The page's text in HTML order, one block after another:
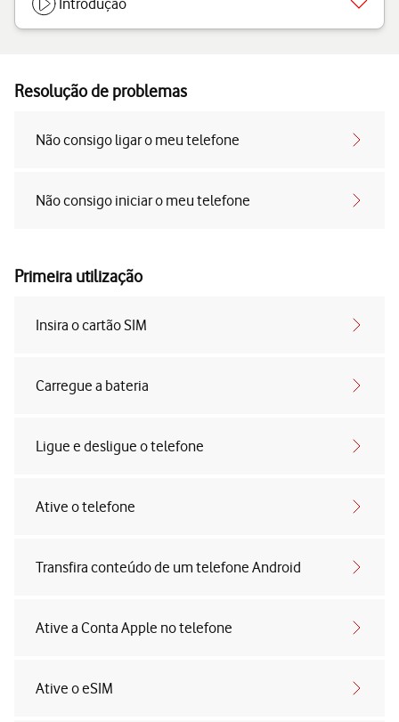
Introdução
Resolução de problemas
Não consigo ligar o meu telefone
Não consigo iniciar o meu telefone
Primeira utilização
Insira o cartão SIM
Carregue a bateria
Ligue e desligue o telefone
Ative o telefone
Transfira conteúdo de um telefone Android
Ative a Conta Apple no telefone
Ative o eSIM